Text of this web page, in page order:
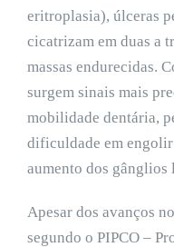
eritroplasia), úlceras
cicatrizam em duas a
massas endurecidas.
surgem sinais mais
mobilidade dentária,
dificuldade em
aumento dos
Apesar dos avanços
segundo o PIPCO –